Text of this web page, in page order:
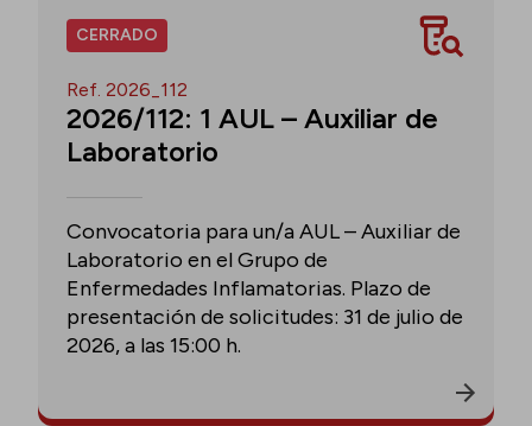
CERRADO
Ref. 2026_112
2026/112: 1 AUL – Auxiliar de
Laboratorio
Convocatoria para un/a AUL – Auxiliar de
Laboratorio en el Grupo de
Enfermedades Inflamatorias. Plazo de
presentación de solicitudes: 31 de julio de
2026, a las 15:00 h.